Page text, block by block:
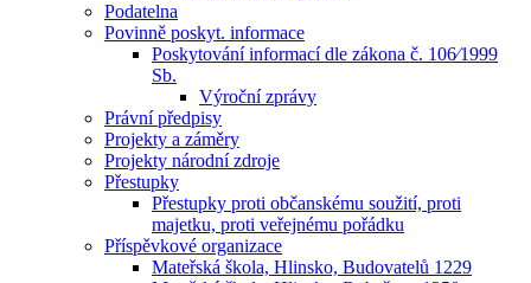
Podatelna
Povinně poskyt. informace
Poskytování informací dle zákona č. 106⁄1999
Sb.
Výroční zprávy
Právní předpisy
Projekty a záměry
Projekty národní zdroje
Přestupky
Přestupky proti občanskému soužití, proti
majetku, proti veřejnému pořádku
Příspěvkové organizace
Mateřská škola, Hlinsko, Budovatelů 1229